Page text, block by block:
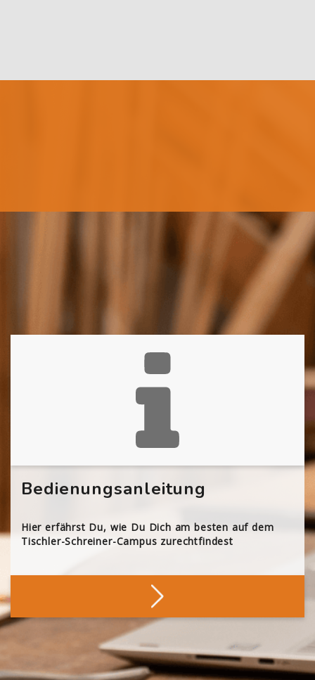
Bedienungsanleitung
Hier erfährst Du, wie Du Dich am besten auf dem
Tischler-Schreiner-Campus zurechtfindest